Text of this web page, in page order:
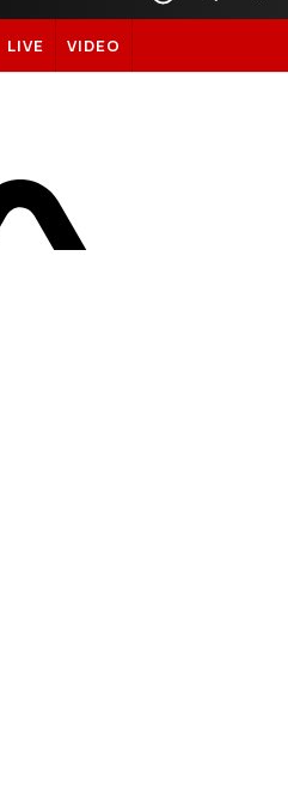
LIVE VIDEO